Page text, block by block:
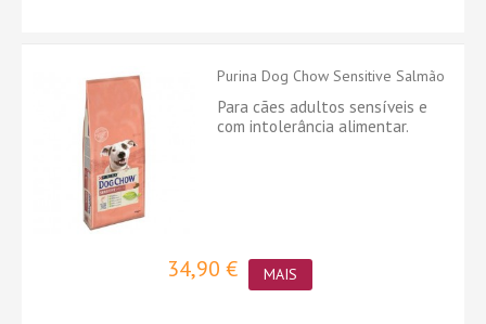
Purina Dog Chow Sensitive Salmão
Para cães adultos sensíveis e
com intolerância alimentar.
34,90 € MAIS